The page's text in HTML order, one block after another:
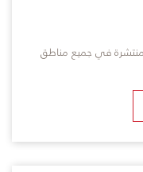
في جميع مناطق